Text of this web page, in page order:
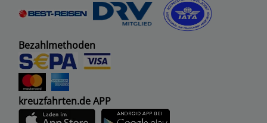
Bezahlmethoden
kreuzfahrten.de APP